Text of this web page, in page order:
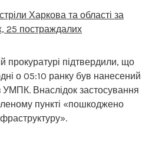
Харкова та області за
25 постраждалих
прокуратурі підтвердили, що
о 05:10 ранку був нанесений
Внаслідок застосування
пункті «пошкоджено